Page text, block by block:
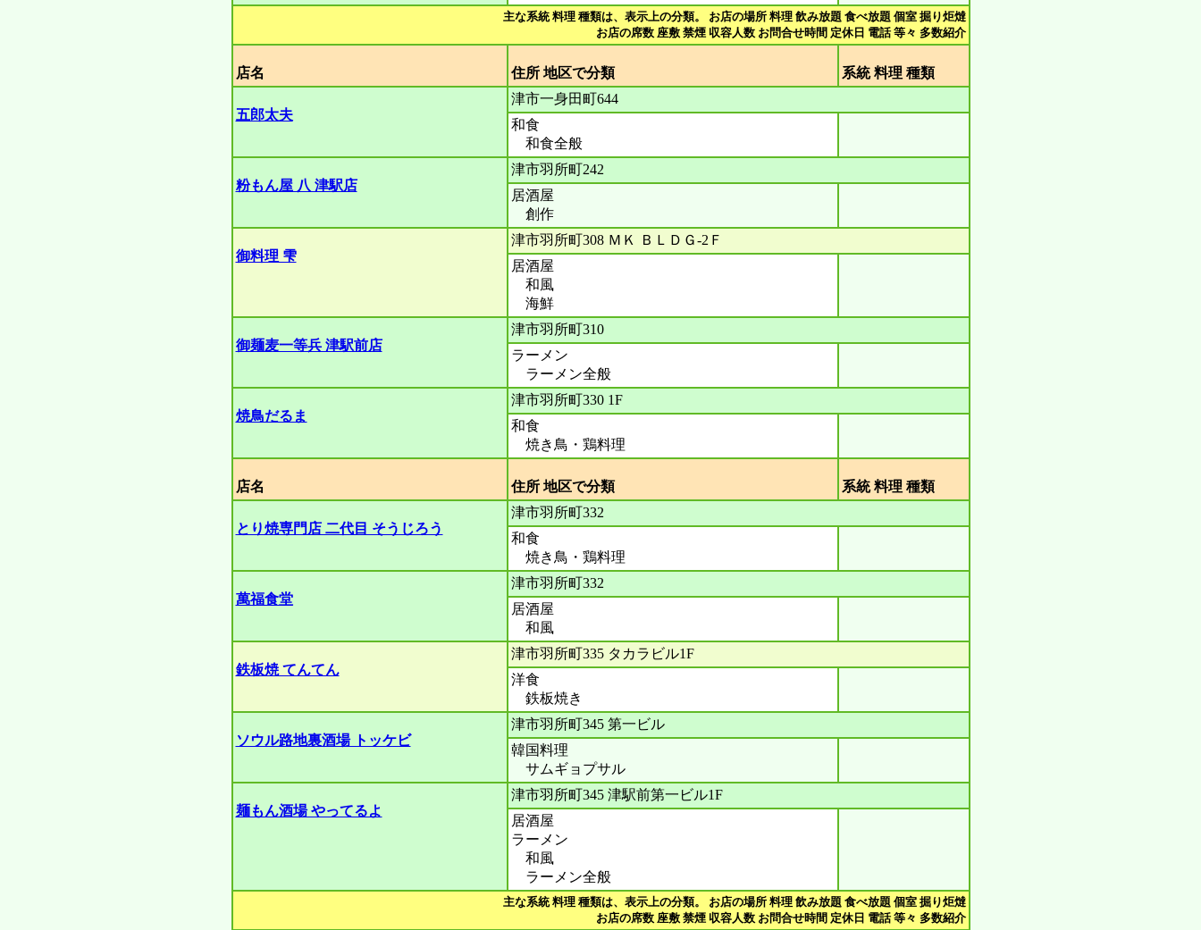
主な系統 料理 種類は、表示上の分類。 お店の場所 料理 飲み放題 食べ放題 個室 掘り炬燵
お店の席数 座敷 禁煙 収容人数 お問合せ時間 定休日 電話 等々 多数紹介
店名 住所 地区で分類 系統 料理 種類
五郎太夫
津市一身田町644
和食
和食全般
粉もん屋 八 津駅店
津市羽所町242
居酒屋
創作
御料理 雫
津市羽所町308 ＭＫ ＢＬＤＧ-2Ｆ
居酒屋
和風
海鮮
御麺麦一等兵 津駅前店
津市羽所町310
ラーメン
ラーメン全般
焼鳥だるま
津市羽所町330 1F
和食
焼き鳥・鶏料理
店名 住所 地区で分類 系統 料理 種類
とり焼専門店 二代目 そうじろう
津市羽所町332
和食
焼き鳥・鶏料理
萬福食堂
津市羽所町332
居酒屋
和風
鉄板焼 てんてん
津市羽所町335 タカラビル1F
洋食
鉄板焼き
ソウル路地裏酒場 トッケビ
津市羽所町345 第一ビル
韓国料理
サムギョプサル
麺もん酒場 やってるよ
津市羽所町345 津駅前第一ビル1F
居酒屋
ラーメン
和風
ラーメン全般
主な系統 料理 種類は、表示上の分類。 お店の場所 料理 飲み放題 食べ放題 個室 掘り炬燵
お店の席数 座敷 禁煙 収容人数 お問合せ時間 定休日 電話 等々 多数紹介